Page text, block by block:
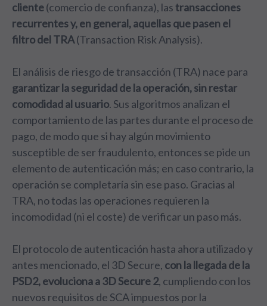
cliente(comercio de confianza), las transacciones
recurrentes y, en general, aquellas que pasen el
filtro del TRA(Transaction Risk Analysis).
El análisis de riesgo de transacción (TRA) nace para
garantizar la seguridad de la operación, sin restar
comodidad al usuario. Sus algoritmos analizan el
comportamiento de las partes durante el proceso de
pago, de modo que si hay algún movimiento
susceptible de ser fraudulento, entonces se pide un
elemento de autenticación más; en caso contrario, la
operación se completaría sin ese paso. Gracias al
TRA, no todas las operaciones requieren la
incomodidad (ni el coste) de verificar un paso más.
El protocolo de autenticación hasta ahora utilizado y
antes mencionado, el 3D Secure, con la llegada de la
PSD2, evoluciona a 3D Secure 2, cumpliendo con los
nuevos requisitos de SCA impuestos por la